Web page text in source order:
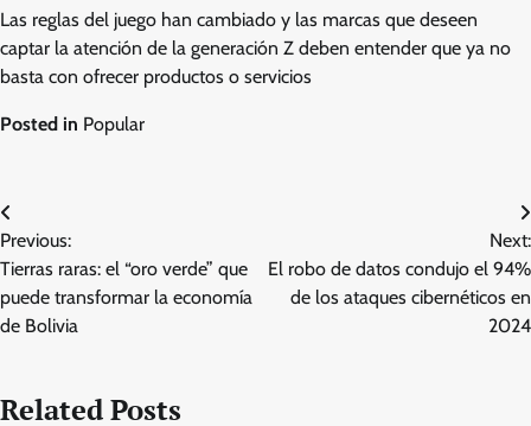
Las reglas del juego han cambiado y las marcas que deseen
captar la atención de la generación Z deben entender que ya no
basta con ofrecer productos o servicios
Posted in Popular
Post
navigation
Previous:
Tierras raras: el “oro verde” que
puede transformar la economía
de Bolivia
Next:
El robo de datos condujo el 94%
de los ataques cibernéticos en
2024
Related Posts